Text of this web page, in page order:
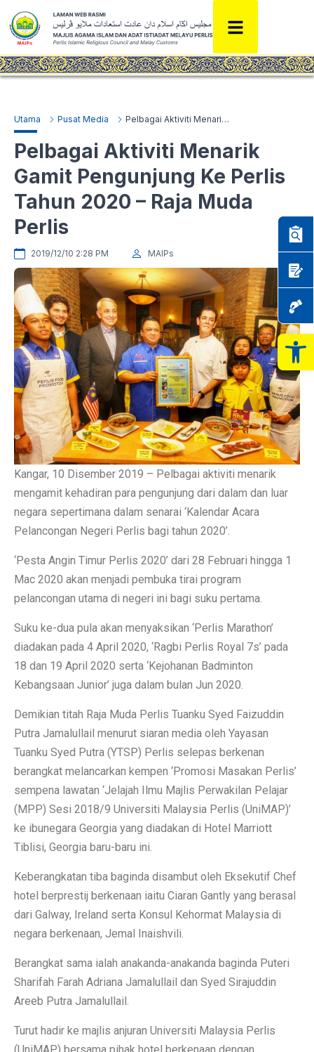
Utama Pusat Media Pelbagai Aktiviti Menarik Gamit Pengunjung Ke Perlis Tahun 2020 – Raja Muda Perlis
Pelbagai Aktiviti Menarik
Gamit Pengunjung Ke Perlis
Tahun 2020 – Raja Muda
Perlis
2019/12/10 2:28 PM MAIPs
Kangar, 10 Disember 2019 – Pelbagai aktiviti menarik
mengamit kehadiran para pengunjung dari dalam dan luar
negara sepertimana dalam senarai ‘Kalendar Acara
Pelancongan Negeri Perlis bagi tahun 2020’.
‘Pesta Angin Timur Perlis 2020’ dari 28 Februari hingga 1
Mac 2020 akan menjadi pembuka tirai program
pelancongan utama di negeri ini bagi suku pertama.
Suku ke-dua pula akan menyaksikan ‘Perlis Marathon’
diadakan pada 4 April 2020, ‘Ragbi Perlis Royal 7s’ pada
18 dan 19 April 2020 serta ‘Kejohanan Badminton
Kebangsaan Junior’ juga dalam bulan Jun 2020.
Demikian titah Raja Muda Perlis Tuanku Syed Faizuddin
Putra Jamalullail menurut siaran media oleh Yayasan
Tuanku Syed Putra (YTSP) Perlis selepas berkenan
berangkat melancarkan kempen ‘Promosi Masakan Perlis’
sempena lawatan ‘Jelajah Ilmu Majlis Perwakilan Pelajar
(MPP) Sesi 2018/9 Universiti Malaysia Perlis (UniMAP)’
ke ibunegara Georgia yang diadakan di Hotel Marriott
Tiblisi, Georgia baru-baru ini.
Keberangkatan tiba baginda disambut oleh Eksekutif Chef
hotel berprestij berkenaan iaitu Ciaran Gantly yang berasal
dari Galway, Ireland serta Konsul Kehormat Malaysia di
negara berkenaan, Jemal Inaishvili.
Berangkat sama ialah anakanda-anakanda baginda Puteri
Sharifah Farah Adriana Jamalullail dan Syed Sirajuddin
Areeb Putra Jamalullail.
Turut hadir ke majlis anjuran Universiti Malaysia Perlis